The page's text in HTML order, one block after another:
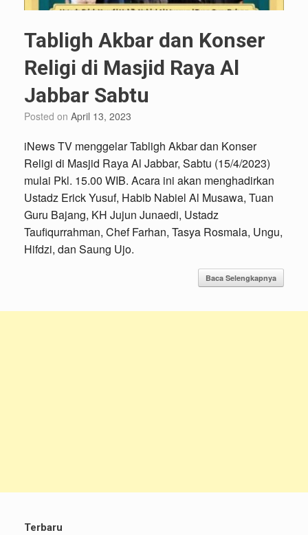
Tabligh Akbar dan Konser
Religi di Masjid Raya Al
Jabbar Sabtu
Posted on April 13, 2023
iNews TV menggelar Tabligh Akbar dan Konser
Religi di Masjid Raya Al Jabbar, Sabtu (15/4/2023)
mulai Pkl. 15.00 WIB. Acara ini akan menghadirkan
Ustadz Erick Yusuf, Habib Nabiel Al Musawa, Tuan
Guru Bajang, KH Jujun Junaedi, Ustadz
Taufiqurrahman, Chef Farhan, Tasya Rosmala, Ungu,
Hifdzi, dan Saung Ujo.
Baca Selengkapnya
Terbaru